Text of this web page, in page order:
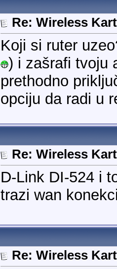
Re: Wireless
Koji si ruter
) i zašrafi tvoju
prethodno
opciju da radi u
Re: Wireless
D-Link DI-524 i
trazi wan
Re: Wireless